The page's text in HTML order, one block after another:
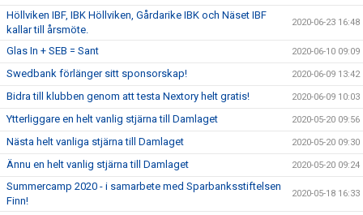
Höllviken IBF, IBK Höllviken, Gårdarike IBK och Näset IBF
kallar till årsmöte.
2020-06-23 16:48
Glas In + SEB = Sant 2020-06-10 09:09
Swedbank förlänger sitt sponsorskap! 2020-06-09 13:42
Bidra till klubben genom att testa Nextory helt gratis! 2020-06-09 10:03
Ytterliggare en helt vanlig stjärna till Damlaget 2020-05-20 09:56
Nästa helt vanliga stjärna till Damlaget 2020-05-20 09:30
Ännu en helt vanlig stjärna till Damlaget 2020-05-20 09:24
Summercamp 2020 - i samarbete med Sparbanksstiftelsen
Finn!
2020-05-18 16:33